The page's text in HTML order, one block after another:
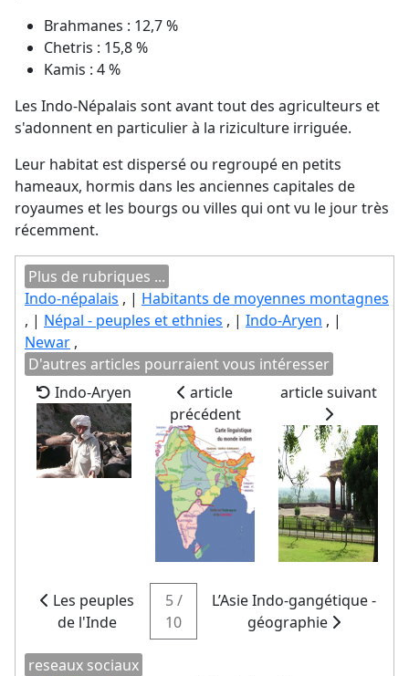
Brahmanes : 12,7 %
Chetris : 15,8 %
Kamis : 4 %
Les Indo-Népalais sont avant tout des agriculteurs et
s'adonnent en particulier à la riziculture irriguée.
Leur habitat est dispersé ou regroupé en petits
hameaux, hormis dans les anciennes capitales de
royaumes et les bourgs ou villes qui ont vu le jour très
récemment.
Plus de rubriques ...
Indo-népalais , | Habitants de moyennes montagnes
, | Népal - peuples et ethnies , | Indo-Aryen , |
Newar ,
D'autres articles pourraient vous intéresser
Indo-Aryen
article
précédent
article suivant
Les peuples
de l'Inde
5 /
10
L’Asie Indo-gangétique -
géographie
reseaux sociaux